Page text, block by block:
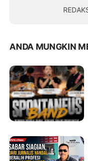
ANDA MUNGKIN